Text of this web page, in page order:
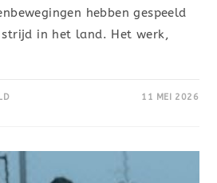
hebben gespeeld
strijd in het land. Het werk,
11 MEI 2026